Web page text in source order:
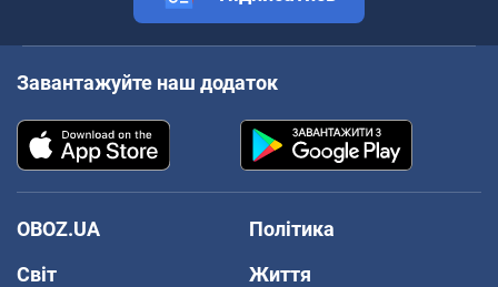
Завантажуйте наш додаток
OBOZ.UA
Політика
Світ
Життя